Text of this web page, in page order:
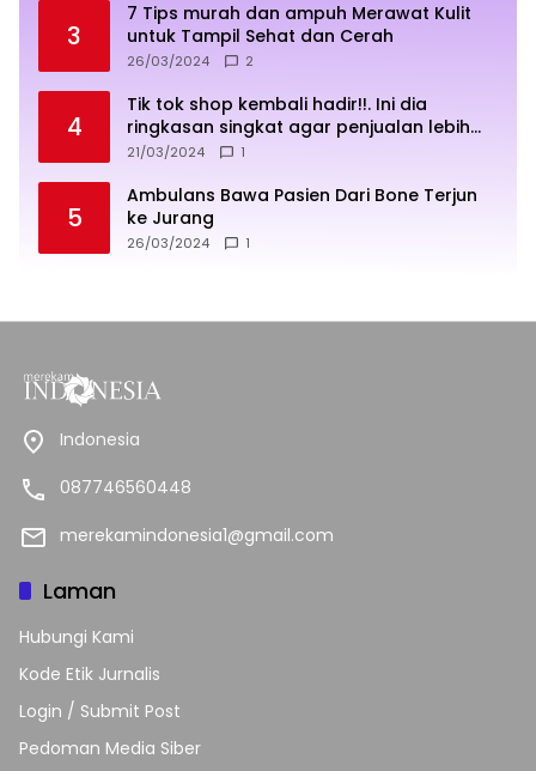
3
7 Tips murah dan ampuh Merawat Kulit
untuk Tampil Sehat dan Cerah
26/03/2024 2
4
Tik tok shop kembali hadir!!. Ini dia
ringkasan singkat agar penjualan lebih
sukses
21/03/2024 1
5
Ambulans Bawa Pasien Dari Bone Terjun
ke Jurang
26/03/2024 1
Indonesia
087746560448
merekamindonesia1@gmail.com
Laman
Hubungi Kami
Kode Etik Jurnalis
Login / Submit Post
Pedoman Media Siber